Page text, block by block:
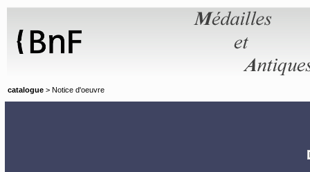
catalogue > Notice d'oeuvre